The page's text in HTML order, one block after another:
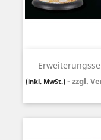
(inkl. MwSt.) zzgl.
